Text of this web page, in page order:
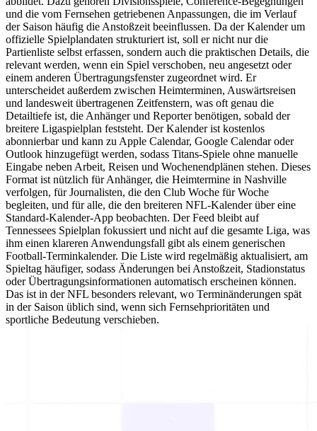
und die vom Fernsehen getriebenen Anpassungen, die im Verlauf
der Saison häufig die Anstoßzeit beeinflussen. Da der Kalender um
offizielle Spielplandaten strukturiert ist, soll er nicht nur die
Partienliste selbst erfassen, sondern auch die praktischen Details, die
relevant werden, wenn ein Spiel verschoben, neu angesetzt oder
einem anderen Übertragungsfenster zugeordnet wird. Er
unterscheidet außerdem zwischen Heimterminen, Auswärtsreisen
und landesweit übertragenen Zeitfenstern, was oft genau die
Detailtiefe ist, die Anhänger und Reporter benötigen, sobald der
breitere Ligaspielplan feststeht. Der Kalender ist kostenlos
abonnierbar und kann zu Apple Calendar, Google Calendar oder
Outlook hinzugefügt werden, sodass Titans-Spiele ohne manuelle
Eingabe neben Arbeit, Reisen und Wochenendplänen stehen. Dieses
Format ist nützlich für Anhänger, die Heimtermine in Nashville
verfolgen, für Journalisten, die den Club Woche für Woche
begleiten, und für alle, die den breiteren NFL-Kalender über eine
Standard-Kalender-App beobachten. Der Feed bleibt auf
Tennessees Spielplan fokussiert und nicht auf die gesamte Liga, was
ihm einen klareren Anwendungsfall gibt als einem generischen
Football-Terminkalender. Die Liste wird regelmäßig aktualisiert, am
Spieltag häufiger, sodass Änderungen bei Anstoßzeit, Stadionstatus
oder Übertragungsinformationen automatisch erscheinen können.
Das ist in der NFL besonders relevant, wo Terminänderungen spät
in der Saison üblich sind, wenn sich Fernsehprioritäten und
sportliche Bedeutung verschieben.